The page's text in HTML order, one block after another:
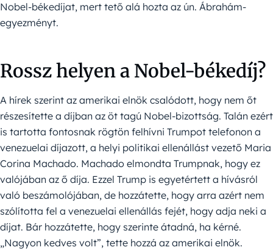
Nobel-békedíjat, mert tető alá hozta az ún. Ábrahám-
egyezményt.
Rossz helyen a Nobel-békedíj?
A hírek szerint az amerikai elnök csalódott, hogy nem őt
részesítette a díjban az öt tagú Nobel-bizottság. Talán ezért
is tartotta fontosnak rögtön felhívni Trumpot telefonon a
venezuelai díjazott, a helyi politikai ellenállást vezető Maria
Corina Machado. Machado elmondta Trumpnak, hogy ez
valójában az ő díja. Ezzel Trump is egyetértett a hívásról
való beszámolójában, de hozzátette, hogy arra azért nem
szólította fel a venezuelai ellenállás fejét, hogy adja neki a
díjat. Bár hozzátette, hogy szerinte átadná, ha kérné.
„Nagyon kedves volt”, tette hozzá az amerikai elnök.